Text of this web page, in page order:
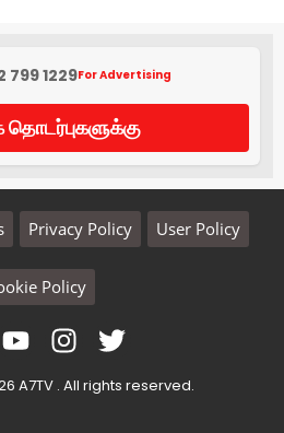
799 1229For Advertising
தொடர்புகளுக்கு
Privacy Policy User Policy
Policy
A7TV . All rights reserved.